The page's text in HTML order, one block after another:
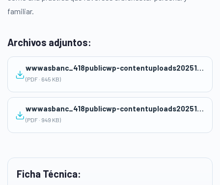
Ficha Técnica:
familiar.
Archivos adjuntos:
wwwasbanc_418publicwp-contentuploads202511Sesion-CCSS-valoramos-el-ahorro.pdf
(PDF · 645 KB)
wwwasbanc_418publicwp-contentuploads2025116-4-Actividad-valoramos-la-importancia-del-ahorro-1o-UdA-6.pdf
(PDF · 949 KB)